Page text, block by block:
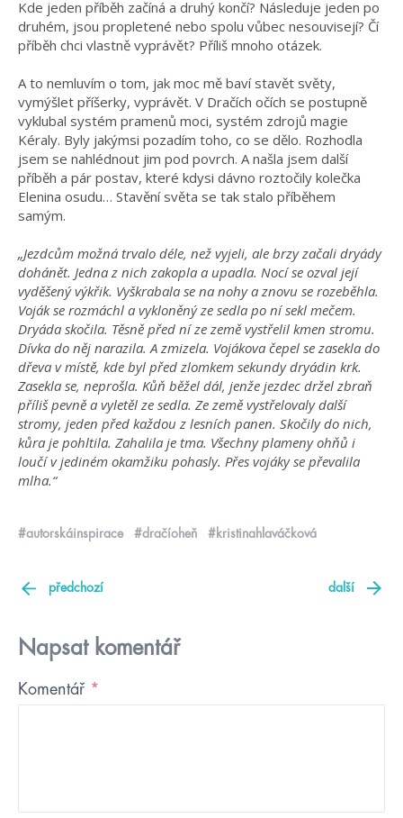
Kde jeden příběh začíná a druhý končí? Následuje jeden po
druhém, jsou propletené nebo spolu vůbec nesouvisejí? Čí
příběh chci vlastně vyprávět? Příliš mnoho otázek.
A to nemluvím o tom, jak moc mě baví stavět světy,
vymýšlet příšerky, vyprávět. V Dračích očích se postupně
vyklubal systém pramenů moci, systém zdrojů magie
Kéraly. Byly jakýmsi pozadím toho, co se dělo. Rozhodla
jsem se nahlédnout jim pod povrch. A našla jsem další
příběh a pár postav, které kdysi dávno roztočily kolečka
Elenina osudu… Stavění světa se tak stalo příběhem
samým.
„Jezdcům možná trvalo déle, než vyjeli, ale brzy začali dryády
dohánět. Jedna z nich zakopla a upadla. Nocí se ozval její
vyděšený výkřik. Vyškrabala se na nohy a znovu se rozeběhla.
Voják se rozmáchl a vykloněný ze sedla po ní sekl mečem.
Dryáda skočila. Těsně před ní ze země vystřelil kmen stromu.
Dívka do něj narazila. A zmizela. Vojákova čepel se zasekla do
dřeva v místě, kde byl před zlomkem sekundy dryádin krk.
Zasekla se, neprošla. Kůň běžel dál, jenže jezdec držel zbraň
příliš pevně a vyletěl ze sedla. Ze země vystřelovaly další
stromy, jeden před každou z lesních panen. Skočily do nich,
kůra je pohltila. Zahalila je tma. Všechny plameny ohňů i
loučí v jediném okamžiku pohasly. Přes vojáky se převalila
mlha.“
#autorskáinspirace #dračíoheň #kristinahlaváčková
předchozí další
Napsat komentář
Komentář *